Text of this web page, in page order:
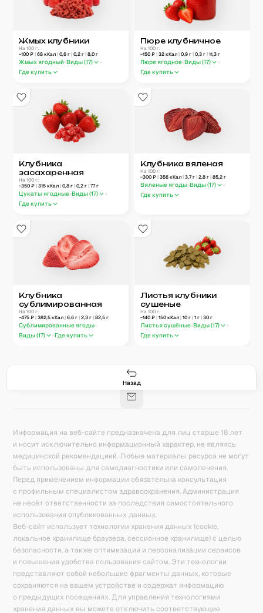
Жмых клубники
На 100 г:
~100 ₽| 68 кКал| 0,6 г| 0,2 г| 8,0 г
Жмых ягодный Виды (17)
Где купить
Пюре клубничное
На 100 г:
~150 ₽ | 32 кКал | 0,9 г | 0,3 г | 11,3 г
Пюре ягодное Виды (17)
Где купить
Клубника
засахаренная
На 100 г:
~350 ₽| 315 кКал| 0,8 г| 0,2 г| 77г
Цукаты ягодные Виды (17)
Где купить
Клубника вяленая
На 100 г:
~300 ₽ | 356 кКал | 3,7г | 2,8 г | 85,2 г
Вяленые ягоды Виды (17)
Где купить
Клубника
сублимированная
На 100 г:
~475 ₽| 382,5 кКал| 6,6 г| 2,3 г| 82,5 г
Сублимированные ягоды
Виды (17) Где купить
Листья клубники
сушеные
На 100 г:
~140 ₽ | 150 кКал | 10 г | 1 г | 30 г
Листья сушёные Виды (17)
Где купить
Назад
171
Калькулятор калорий
Информация на веб-сайте предназначена для лиц старше 18 лет
и носит исключительно информационный характер, не являясь
медицинской рекомендацией. Любые материалы ресурса не могут
быть использованы для самодиагностики или самолечения.
Перед применением информации обязательна консультация
с профильным специалистом здравоохранения. Администрация
не несёт ответственности за последствия самостоятельного
использования опубликованных данных.
Веб-сайт использует технологии хранения данных (cookie,
локальное хранилище браузера, сессионное хранилище) с целью
безопасности, а также оптимизации и персонализации сервисов
и повышения удобства пользования сайтом. Эти технологии
представляют собой небольшие фрагменты данных, которые
сохраняются на вашем устройстве и содержат информацию
о предыдущих посещениях. Для управления технологиями
хранения данных вы можете отключить соответствующие